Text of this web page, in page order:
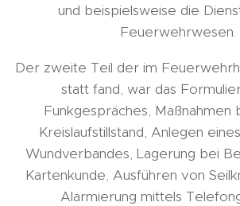
und beispielsweise die
Feuerwehrwesen.
Der zweite Teil der im
statt fand, war das
Funkgespräches, Maßnahmen
Kreislaufstillstand, Anlegen
Wundverbandes, Lagerung bei
Kartenkunde, Ausführen von
Alarmierung mittels